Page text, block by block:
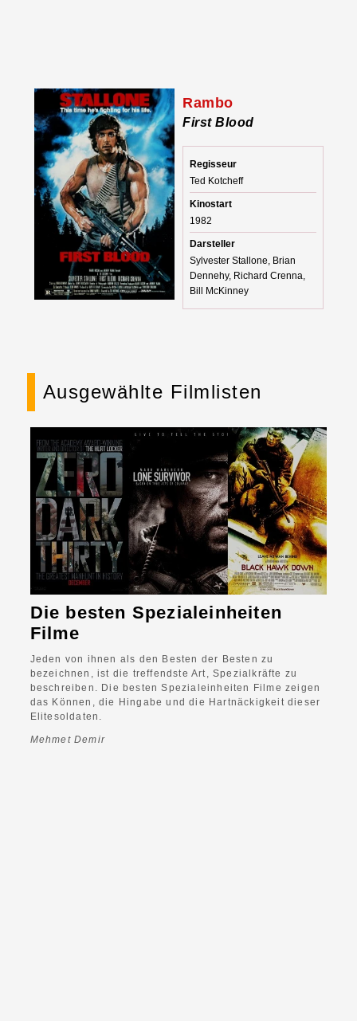
Rambo
First Blood
Regisseur
Ted Kotcheff
Kinostart
1982
Darsteller
Sylvester Stallone, Brian
Dennehy, Richard Crenna,
Bill McKinney
Ausgewählte Filmlisten
Die besten Spezialeinheiten
Filme
Jeden von ihnen als den Besten der Besten zu
bezeichnen, ist die treffendste Art, Spezialkräfte zu
beschreiben. Die besten Spezialeinheiten Filme zeigen
das Können, die Hingabe und die Hartnäckigkeit dieser
Elitesoldaten.
Mehmet Demir